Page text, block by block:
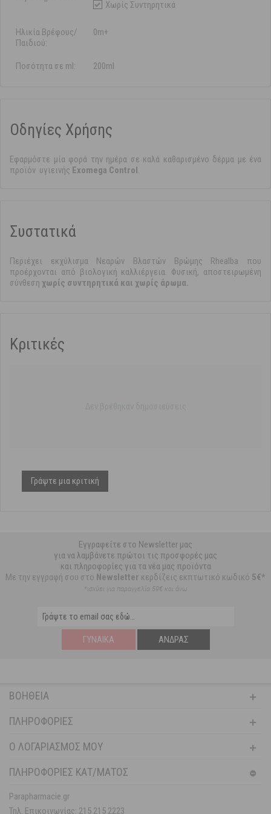
Χωρίς Συντηρητικά
Ηλικία Βρέφους/
Παιδιού:
0m+
Ποσότητα σε ml: 200ml
Οδηγίες Χρήσης
Εφαρμόστε μία φορά την ημέρα σε καλά καθαρισμένο δέρμα με ένα
προϊόν υγιεινής Exomega Control.
Συστατικά
Περιέχει εκχύλισμα Νεαρών Βλαστών Βρώμης Rhealba που
προέρχονται από βιολογική καλλιέργεια. Φυσική, αποστειρωμένη
σύνθεση χωρίς συντηρητικά και χωρίς άρωμα.
Κριτικές
Γράψτε μια κριτική
Εγγραφείτε στο Newsletter μας
για να λαμβάνετε πρώτοι τις προσφορές μας
και πληροφορίες για τα νέα μας προϊόντα
Με την εγγραφή σου στο Newsletter κερδίζεις εκπτωτικό κωδικό 5€*
*ισχύει για παραγγελία 59€ και άνω
ΓΥΝΑΊΚΑ ΆΝΔΡΑΣ
ΒΟΉΘΕΙΑ
ΠΛΗΡΟΦΟΡΊΕΣ
Ο ΛΟΓΑΡΙΑΣΜΌΣ ΜΟΥ
ΠΛΗΡΟΦΟΡΙΕΣ ΚΑΤ/ΜΑΤΟΣ
Parapharmacie.gr
Τηλ. Επικοινωνίας: 215 215 2223